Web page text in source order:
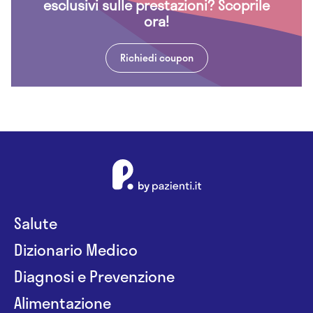
esclusivi sulle prestazioni? Scoprile
ora!
Richiedi coupon
Salute
Dizionario Medico
Diagnosi e Prevenzione
Alimentazione